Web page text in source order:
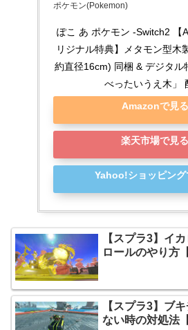
ポケモン(Pokemon)
ぽこ あ ポケモン -Switch2 【
リジナル特典】メタモン型木
約直径16cm) 同梱 & デジタル
べったいうえ木」
Amazonで見る
楽天市場で見る
Yahoo!ショッピング
【スプラ3】イ
ロールのやり方
【スプラ3】ブ
ない時の対処法